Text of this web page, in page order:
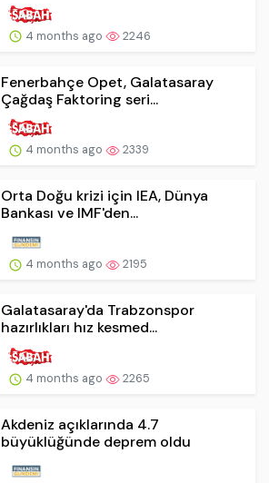
4 months ago 2246
Fenerbahçe Opet, Galatasaray
Çağdaş Faktoring seri...
4 months ago 2339
Orta Doğu krizi için IEA, Dünya
Bankası ve IMF'den...
4 months ago 2195
Galatasaray'da Trabzonspor
hazırlıkları hız kesmed...
4 months ago 2265
Akdeniz açıklarında 4.7
büyüklüğünde deprem oldu